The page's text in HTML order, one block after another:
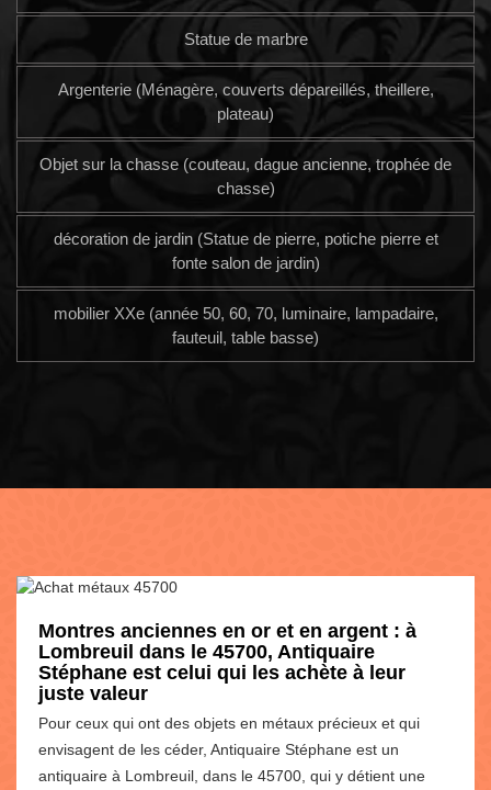
Statue de marbre
Argenterie (Ménagère, couverts dépareillés, theillere,
plateau)
Objet sur la chasse (couteau, dague ancienne, trophée de
chasse)
décoration de jardin (Statue de pierre, potiche pierre et
fonte salon de jardin)
mobilier XXe (année 50, 60, 70, luminaire, lampadaire,
fauteuil, table basse)
Montres anciennes en or et en argent : à
Lombreuil dans le 45700, Antiquaire
Stéphane est celui qui les achète à leur
juste valeur
Pour ceux qui ont des objets en métaux précieux et qui
envisagent de les céder, Antiquaire Stéphane est un
antiquaire à Lombreuil, dans le 45700, qui y détient une